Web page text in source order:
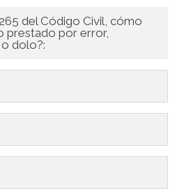
del Código Civil, cómo
prestado por error,
dolo?: